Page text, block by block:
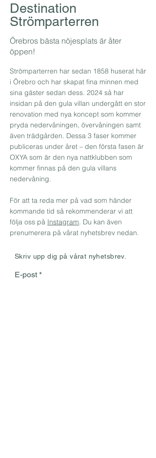
Destination
Strömparterren
Örebros bästa nöjesplats är åter
öppen!
Strömparterren har sedan 1858 huserat här
i Örebro och har skapat fina minnen med
sina gäster sedan dess. 2024 så har
insidan på den gula villan undergått en stor
renovation med nya koncept som kommer
pryda nedervåningen, övervåningen samt
även trädgården. Dessa 3 faser kommer
publiceras under året – den första fasen är
OXYA som är den nya nattklubben som
kommer finnas på den gula villans
nedervåning.
För att ta reda mer på vad som händer
kommande tid så rekommenderar vi att
följa oss på Instagram. Du kan även
prenumerera på vårat nyhetsbrev nedan.
Skriv upp dig på vårat nyhetsbrev.
E-post